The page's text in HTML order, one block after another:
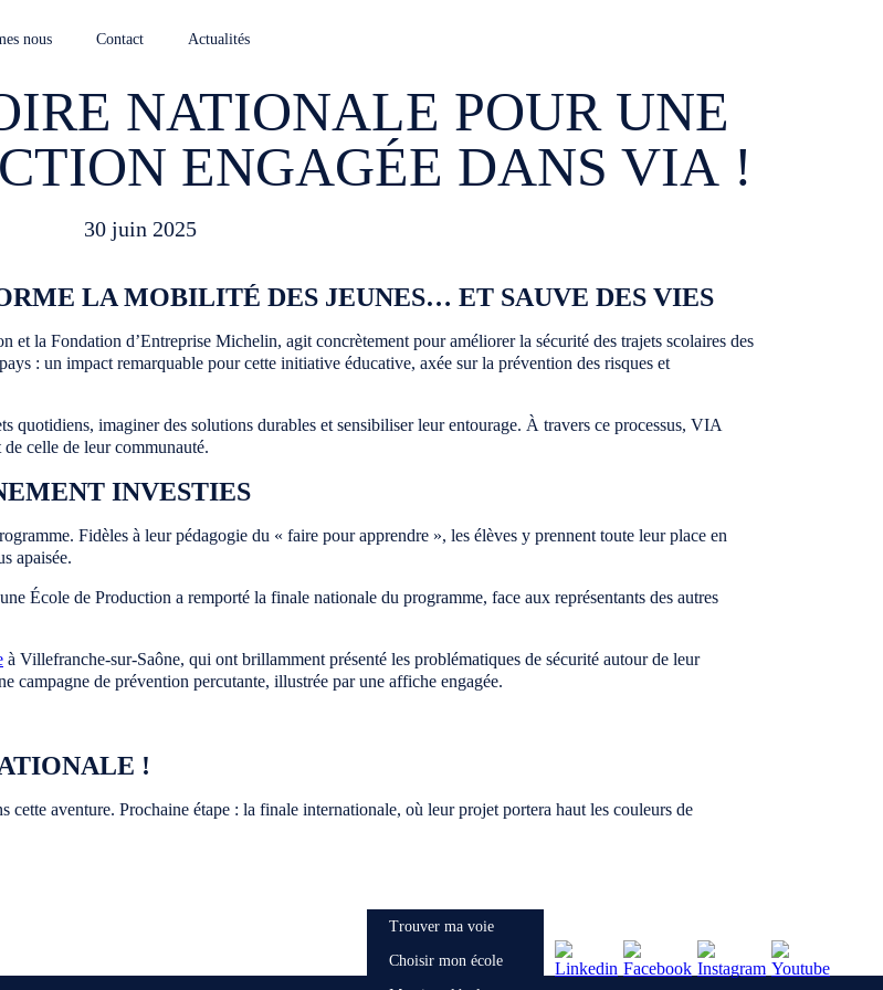
nous Contact Actualités
NATIONALE POUR UNE
ENGAGÉE DANS VIA !
30 juin 2025
LA MOBILITÉ DES JEUNES… ET SAUVE DES VIES
et la Fondation d’Entreprise Michelin, agit concrètement pour améliorer la sécurité des trajets scolaires des
: un impact remarquable pour cette initiative éducative, axée sur la prévention des risques et
quotidiens, imaginer des solutions durables et sensibiliser leur entourage. À travers ce processus, VIA
celle de leur communauté.
INVESTIES
Fidèles à leur pédagogie du « faire pour apprendre », les élèves y prennent toute leur place en
apaisée.
École de Production a remporté la finale nationale du programme, face aux représentants des autres
à Villefranche-sur-Saône, qui ont brillamment présenté les problématiques de sécurité autour de leur
campagne de prévention percutante, illustrée par une affiche engagée.
!
cette aventure. Prochaine étape : la finale internationale, où leur projet portera haut les couleurs de
Trouver ma voie
Choisir mon école